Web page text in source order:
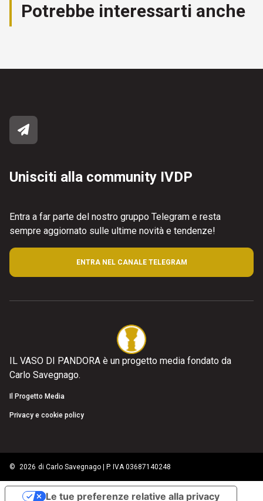
Potrebbe interessarti anche
Unisciti alla community IVDP
Entra a far parte del nostro gruppo Telegram e resta
sempre aggiornato sulle ultime novità e tendenze!
ENTRA NEL CANALE TELEGRAM
IL VASO DI PANDORA è un progetto media fondato da
Carlo Savegnago.
Il Progetto Media
Privacy e cookie policy
© 2026 di Carlo Savegnago | P. IVA 03687140248
Le tue preferenze relative alla privacy